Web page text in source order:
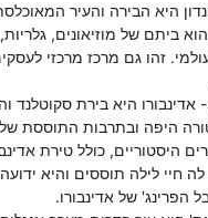
היא הבירה והעיר
הוא ביתם של מוזיאונים,
זהו גם מרכז מרכזי
- אדינבורו היא בירת סקוטלנד
היפה ובתרבות התוססת
היסטוריים, כולל טירת
חיי לילה תוססים והיא
הפרינג' של אדינבורו.